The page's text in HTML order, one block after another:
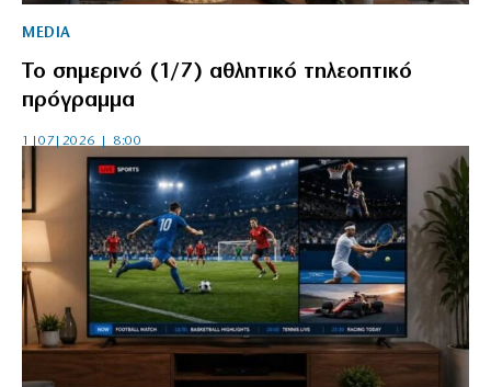
MEDIA
Το σημερινό (1/7) αθλητικό τηλεοπτικό
πρόγραμμα
1|07|2026 | 8:00